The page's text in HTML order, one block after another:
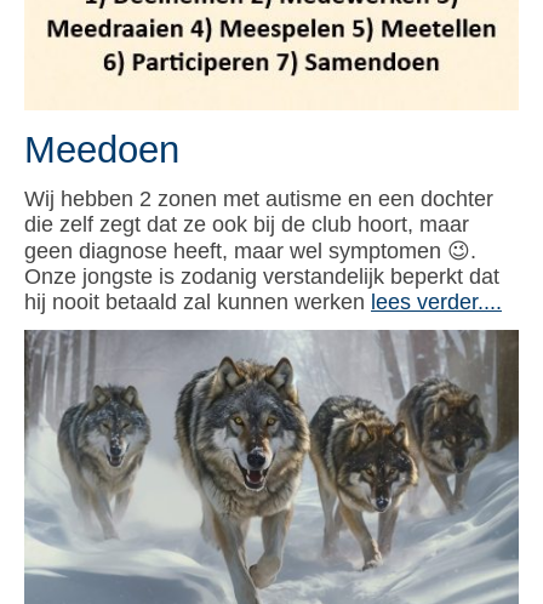
Meedoen
Wij hebben 2 zonen met autisme en een dochter
die zelf zegt dat ze ook bij de club hoort, maar
geen diagnose heeft, maar wel symptomen 😉.
Onze jongste is zodanig verstandelijk beperkt dat
hij nooit betaald zal kunnen werken lees verder....